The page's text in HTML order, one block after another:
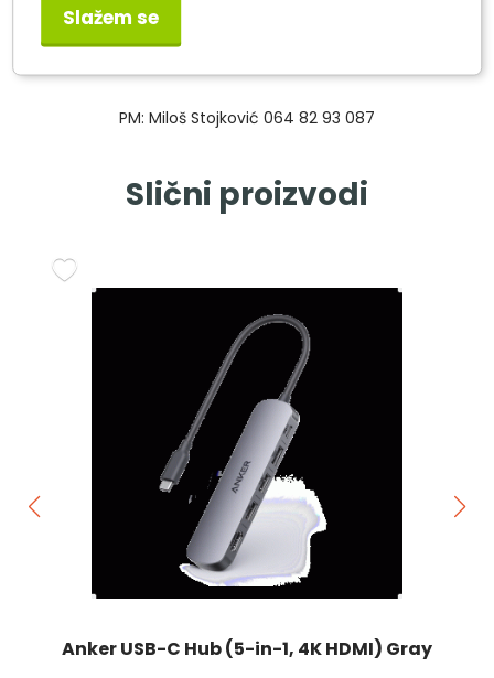
PM: Miloš Stojković 064 82 93 087
Slični proizvodi
Anker USB-C Hub (5-in-1, 4K HDMI) Gray
Slažem se